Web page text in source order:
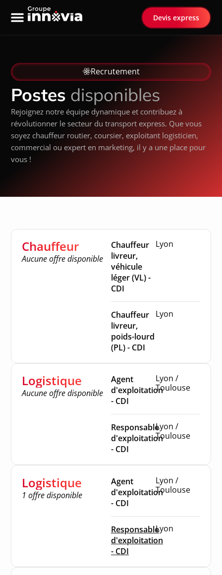
Devis express
Recrutement
Postes disponibles
Rejoignez notre équipe dynamique et contribuez à
révolutionner le secteur du transport express. Que vous
soyez chauffeur routier, coursier, exploitant logisticien,
commercial ou expert en marketing, il y a une place pour
vous !
Chauffeur
Aucune offre disponible
Chauffeur
livreur,
véhicule
léger (VL) -
CDI
Lyon
Chauffeur
livreur,
poids-lourd
(PL) - CDI
Lyon
Logistique
Aucune offre disponible
Agent
d'exploitation
- CDI
Lyon /
Toulouse
Responsable
d'exploitation
- CDI
Lyon /
Toulouse
Logistique
1 offre disponible
Agent
d'exploitation
- CDI
Lyon /
Toulouse
Responsable
d'exploitation
- CDI
Lyon